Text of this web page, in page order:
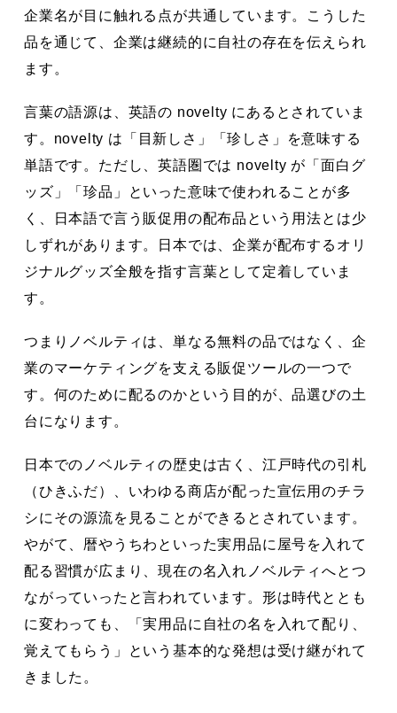
企業名が目に触れる点が共通しています。こうした
品を通じて、企業は継続的に自社の存在を伝えられ
ます。
言葉の語源は、英語の novelty にあるとされていま
す。novelty は「目新しさ」「珍しさ」を意味する
単語です。ただし、英語圏では novelty が「面白グ
ッズ」「珍品」といった意味で使われることが多
く、日本語で言う販促用の配布品という用法とは少
しずれがあります。日本では、企業が配布するオリ
ジナルグッズ全般を指す言葉として定着していま
す。
つまりノベルティは、単なる無料の品ではなく、企
業のマーケティングを支える販促ツールの一つで
す。何のために配るのかという目的が、品選びの土
台になります。
日本でのノベルティの歴史は古く、江戸時代の引札
（ひきふだ）、いわゆる商店が配った宣伝用のチラ
シにその源流を見ることができるとされています。
やがて、暦やうちわといった実用品に屋号を入れて
配る習慣が広まり、現在の名入れノベルティへとつ
ながっていったと言われています。形は時代ととも
に変わっても、「実用品に自社の名を入れて配り、
覚えてもらう」という基本的な発想は受け継がれて
きました。